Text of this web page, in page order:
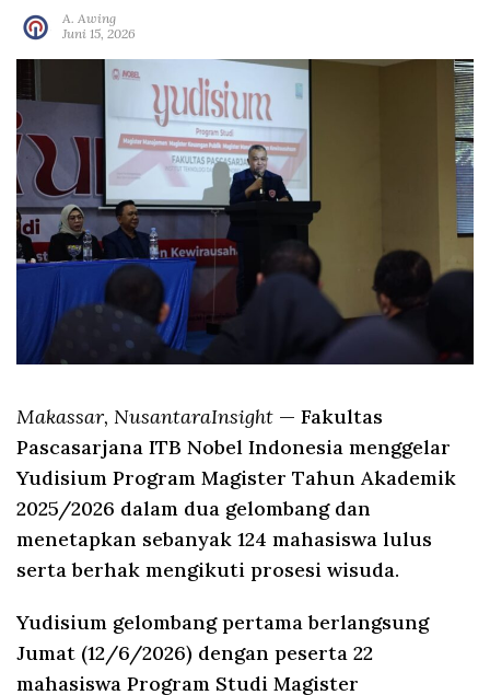
A. Awing
Juni 15, 2026
Makassar, NusantaraInsight — Fakultas
Pascasarjana ITB Nobel Indonesia menggelar
Yudisium Program Magister Tahun Akademik
2025/2026 dalam dua gelombang dan
menetapkan sebanyak 124 mahasiswa lulus
serta berhak mengikuti prosesi wisuda.
Yudisium gelombang pertama berlangsung
Jumat (12/6/2026) dengan peserta 22
mahasiswa Program Studi Magister